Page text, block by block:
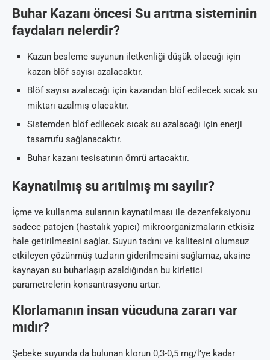
Buhar Kazanı öncesi Su arıtma sisteminin
faydaları nelerdir?
Kazan besleme suyunun iletkenliği düşük olacağı için
kazan blöf sayısı azalacaktır.
Blöf sayısı azalacağı için kazandan blöf edilecek sıcak su
miktarı azalmış olacaktır.
Sistemden blöf edilecek sıcak su azalacağı için enerji
tasarrufu sağlanacaktır.
Buhar kazanı tesisatının ömrü artacaktır.
Kaynatılmış su arıtılmış mı sayılır?
İçme ve kullanma sularının kaynatılması ile dezenfeksiyonu
sadece patojen (hastalık yapıcı) mikroorganizmaların etkisiz
hale getirilmesini sağlar. Suyun tadını ve kalitesini olumsuz
etkileyen çözünmüş tuzların giderilmesini sağlamaz, aksine
kaynayan su buharlaşıp azaldığından bu kirletici
parametrelerin konsantrasyonu artar.
Klorlamanın insan vücuduna zararı var
mıdır?
Şebeke suyunda da bulunan klorun 0,3-0,5 mg/l’ye kadar